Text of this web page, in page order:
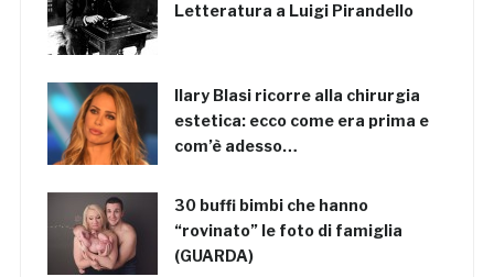
Letteratura a Luigi Pirandello
Ilary Blasi ricorre alla chirurgia
estetica: ecco come era prima e
com’è adesso…
30 buffi bimbi che hanno
“rovinato” le foto di famiglia
(GUARDA)